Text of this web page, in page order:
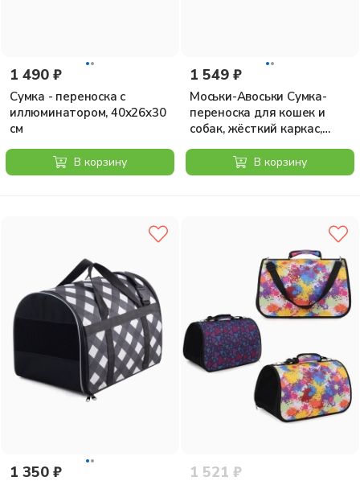
1 490 ₽
Сумка - переноска с
иллюминатором, 40х26х30
см
В корзину
1 549 ₽
Моськи-Авоськи Сумка-
переноска для кошек и
собак, жёсткий каркас,
раскладная, 45х26х26,5 см,
В корзину
1 350 ₽ 1 521 ₽